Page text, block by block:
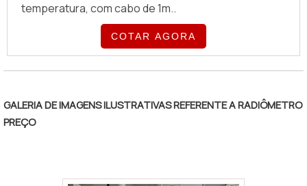
temperatura, com cabo de 1m..
COTAR AGORA
GALERIA DE IMAGENS ILUSTRATIVAS REFERENTE A RADIÔMETRO
PREÇO